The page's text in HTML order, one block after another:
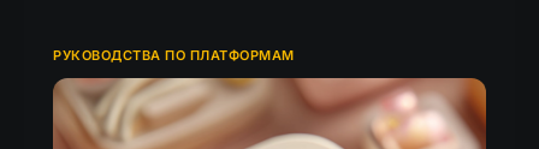
РУКОВОДСТВА ПО ПЛАТФОРМАМ